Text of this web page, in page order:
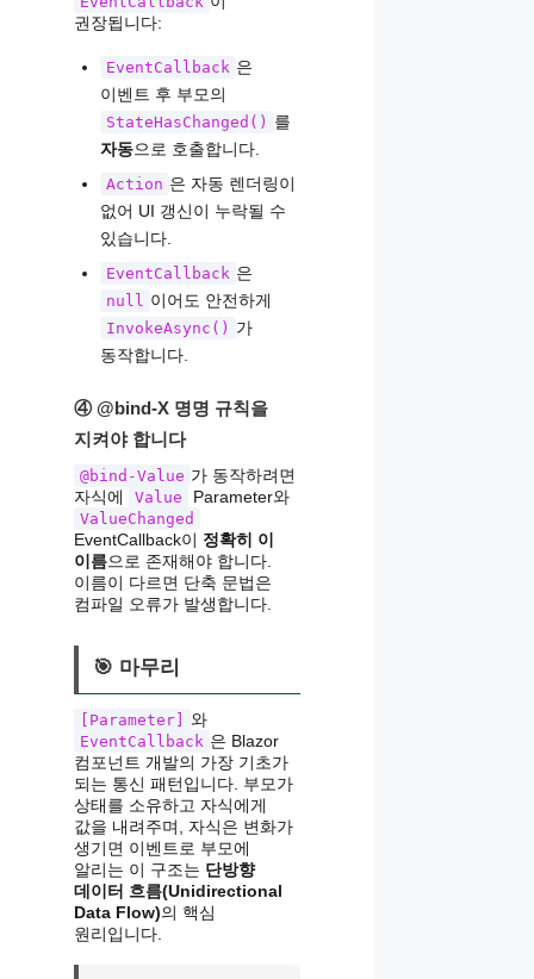
권장됩니다:
EventCallback 은
이벤트 후 부모의
StateHasChanged() 를
자동으로 호출합니다.
Action 은 자동 렌더링이
없어 UI 갱신이 누락될 수
있습니다.
EventCallback 은
null 이어도 안전하게
InvokeAsync() 가
동작합니다.
④ @bind-X 명명 규칙을
지켜야 합니다
@bind-Value 가 동작하려면
자식에
Value Parameter와
ValueChanged
EventCallback이 정확히 이
이름으로 존재해야 합니다.
이름이 다르면 단축 문법은
컴파일 오류가 발생합니다.
🎯 마무리
[Parameter] 와
EventCallback 은 Blazor
컴포넌트 개발의 가장 기초가
되는 통신 패턴입니다. 부모가
상태를 소유하고 자식에게
값을 내려주며, 자식은 변화가
생기면 이벤트로 부모에
알리는 이 구조는 단방향
데이터 흐름(Unidirectional
Data Flow)의 핵심
원리입니다.